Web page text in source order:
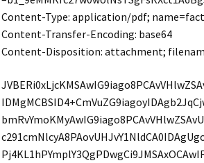
Content-Type: application/pdf;
Content-Transfer-Encoding: base64
Content-Disposition: attachment;